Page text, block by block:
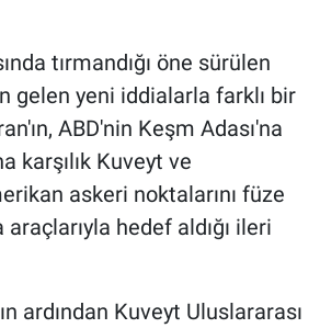
tırmandığı öne sürülen
gelen yeni iddialarla farklı bir
ABD'nin Keşm Adası'na
karşılık Kuveyt ve
askeri noktalarını füze
hedef aldığı ileri
ardından Kuveyt Uluslararası